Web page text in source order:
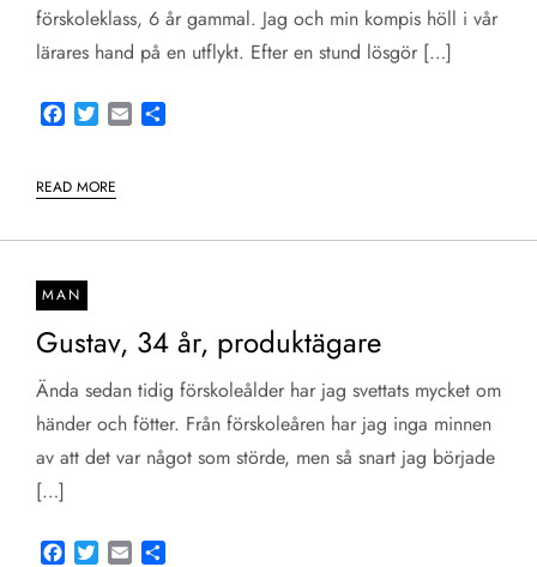
förskoleklass, 6 år gammal. Jag och min kompis höll i vår
lärares hand på en utflykt. Efter en stund lösgör […]
Facebook
TwitterEmail
READ MORE
MAN
Gustav, 34 år, produktägare
Ända sedan tidig förskoleålder har jag svettats mycket om
händer och fötter. Från förskoleåren har jag inga minnen
av att det var något som störde, men så snart jag började
[…]
Facebook
TwitterEmail